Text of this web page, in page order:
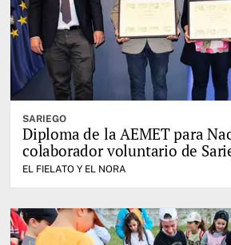
SARIEGO
Diploma de la AEMET para
colaborador voluntario de
EL FIELATO Y EL NORA